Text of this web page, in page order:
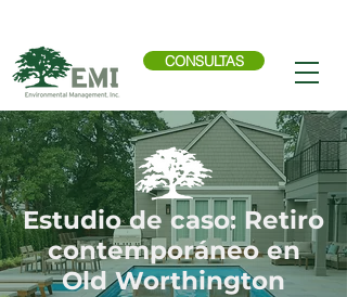
CONSULTAS
Estudio de caso: Retiro
contemporáneo en
Old Worthington